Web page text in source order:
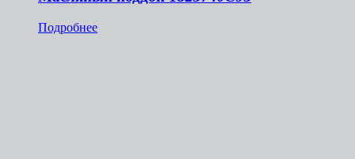
Подробнее